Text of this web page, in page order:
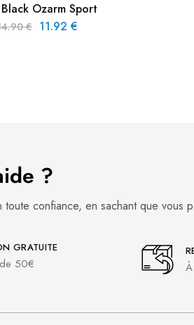
Ozarm Sport
€ 11.92 €
?
toute confiance, en sachant que vous
GRATUITE
50€